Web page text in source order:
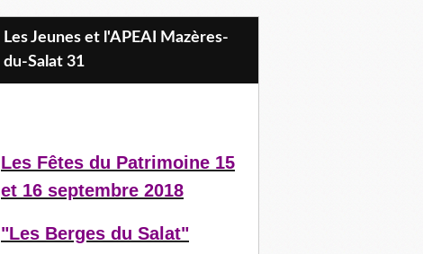
Les Jeunes et l'APEAI Mazères-
du-Salat 31
Les Fêtes du Patrimoine 15
et 16 septembre 2018
"Les Berges du Salat"